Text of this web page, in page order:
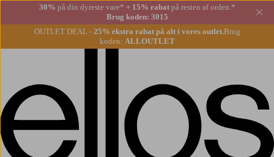
30% på din dyreste vare* + 15% rabatpå resten af orden.*
Brug koden: 3015
OUTLET DEAL - 25% ekstra rabat på alt i vores outlet.Brug
koden: ALLOUTLET